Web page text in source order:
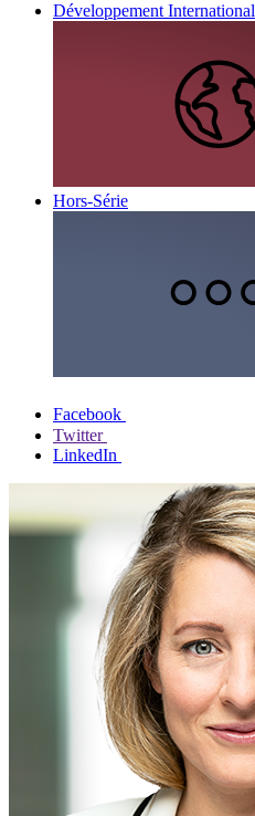
Développement International
Hors-Série
Facebook
Twitter
LinkedIn